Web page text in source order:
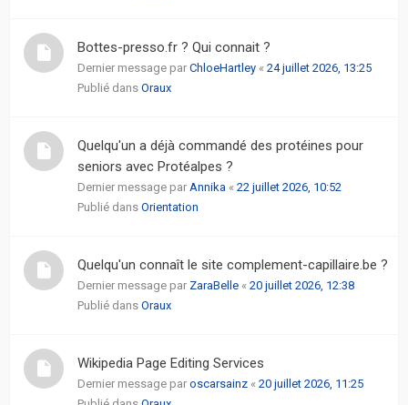
Bottes-presso.fr ? Qui connait ?
Dernier message par ChloeHartley « 24 juillet 2026, 13:25
Publié dans Oraux
Quelqu'un a déjà commandé des protéines pour
seniors avec Protéalpes ?
Dernier message par Annika « 22 juillet 2026, 10:52
Publié dans Orientation
Quelqu'un connaît le site complement-capillaire.be ?
Dernier message par ZaraBelle « 20 juillet 2026, 12:38
Publié dans Oraux
Wikipedia Page Editing Services
Dernier message par oscarsainz « 20 juillet 2026, 11:25